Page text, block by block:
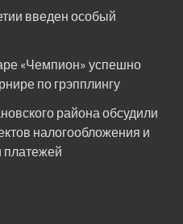
введен особый
«Чемпион» успешно
по грэпплингу
района обсудили
налогообложения и